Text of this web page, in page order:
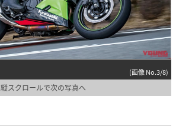
(画像 No.3/8)
縦スクロールで次の写真へ